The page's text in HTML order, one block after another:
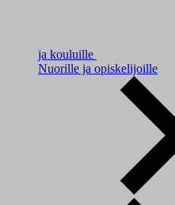
ja kouluille
Nuorille ja opiskelijoille